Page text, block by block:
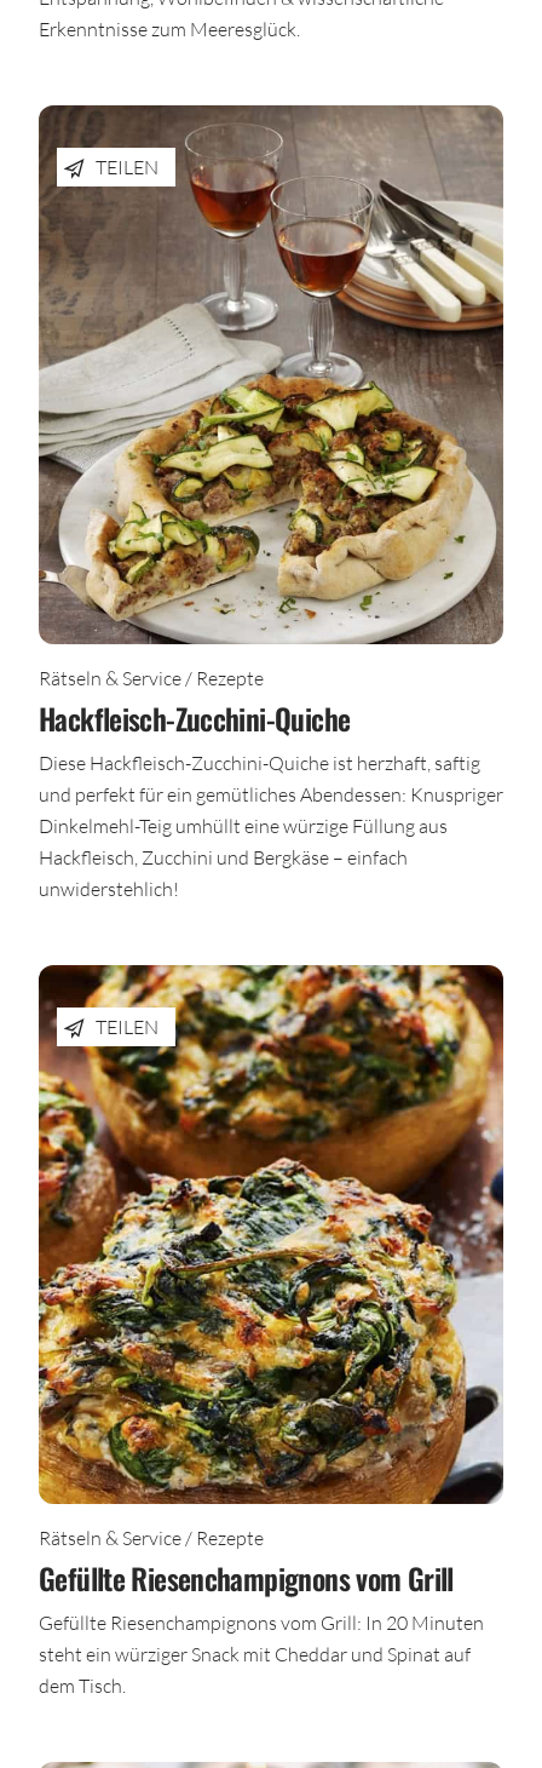
Erkenntnisse zum Meeresglück.
TEILEN
Rätseln & Service / Rezepte
Hackfleisch-Zucchini-Quiche
Diese Hackfleisch-Zucchini-Quiche ist herzhaft, saftig
und perfekt für ein gemütliches Abendessen: Knuspriger
Dinkelmehl-Teig umhüllt eine würzige Füllung aus
Hackfleisch, Zucchini und Bergkäse – einfach
unwiderstehlich!
TEILEN
Rätseln & Service / Rezepte
Gefüllte Riesenchampignons vom Grill
Gefüllte Riesenchampignons vom Grill: In 20 Minuten
steht ein würziger Snack mit Cheddar und Spinat auf
dem Tisch.